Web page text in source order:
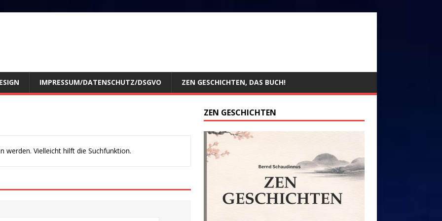
IMPRESSUM/DATENSCHUTZ/DSGVO ZEN GESCHICHTEN, DAS BUCH!
werden. Vielleicht hilft die Suchfunktion.
ZEN GESCHICHTEN